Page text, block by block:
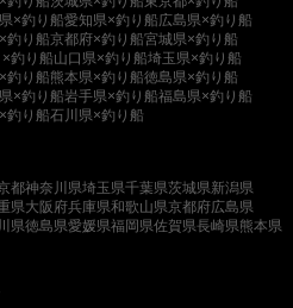
×釣り船愛知県×釣り船広島県×釣り船
釣り船京都府×釣り船宮城県×釣り船
釣り船山口県×釣り船埼玉県×釣り船
釣り船熊本県×釣り船徳島県×釣り船
×釣り船岩手県×釣り船福島県×釣り船
釣り船石川県×釣り船
都神奈川県埼玉県千葉県茨城県新潟県
県大阪府兵庫県和歌山県京都府広島県
県徳島県愛媛県福岡県佐賀県長崎県熊本県